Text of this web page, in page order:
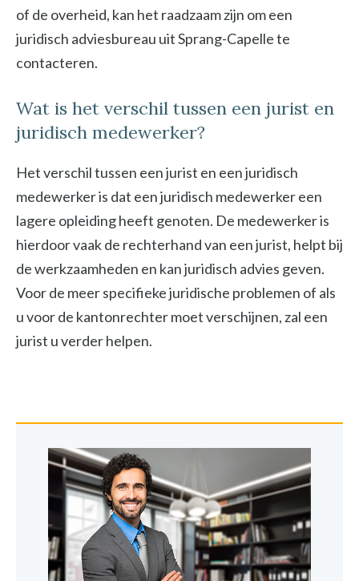
of de overheid, kan het raadzaam zijn om een
juridisch adviesbureau uit Sprang-Capelle te
contacteren.
Wat is het verschil tussen een jurist en
juridisch medewerker?
Het verschil tussen een jurist en een juridisch
medewerker is dat een juridisch medewerker een
lagere opleiding heeft genoten. De medewerker is
hierdoor vaak de rechterhand van een jurist, helpt bij
de werkzaamheden en kan juridisch advies geven.
Voor de meer specifieke juridische problemen of als
u voor de kantonrechter moet verschijnen, zal een
jurist u verder helpen.